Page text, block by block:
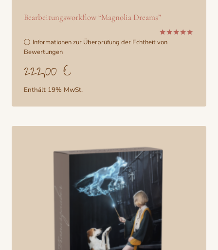
Bearbeitungsworkflow “Magnolia Dreams”
Bewertet
ⓘ Informationen zur Überprüfung der Echtheit von
Bewertungen
222,00 €
Enthält 19% MwSt.